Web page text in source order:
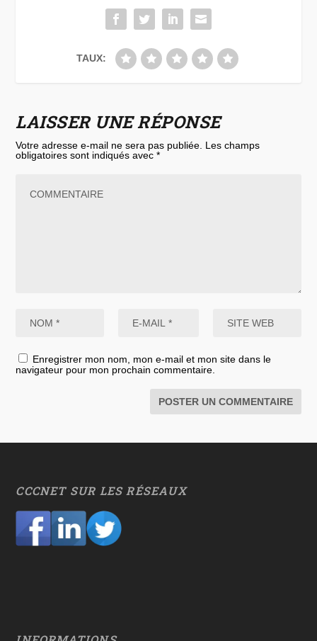
TAUX:
LAISSER UNE RÉPONSE
Votre adresse e-mail ne sera pas publiée. Les champs
obligatoires sont indiqués avec*
Enregistrer mon nom, mon e-mail et mon site dans le
navigateur pour mon prochain commentaire.
CCCNET SUR LES RÉSEAUX